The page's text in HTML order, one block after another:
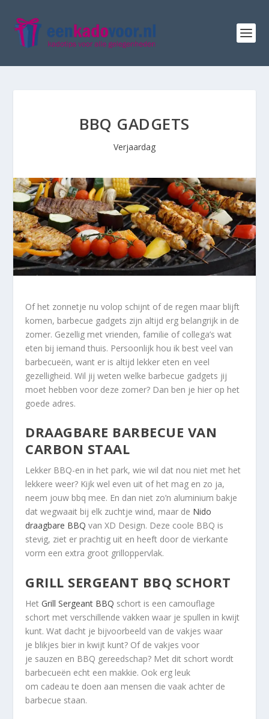
BBQ GADGETS
Verjaardag
Of het zonnetje nu volop schijnt of de regen maar blijft
komen, barbecue gadgets zijn altijd erg belangrijk in de
zomer. Gezellig met vrienden, familie of collega’s wat
eten bij iemand thuis. Persoonlijk hou ik best veel van
barbecueën, want er is altijd lekker eten en veel
gezelligheid. Wil jij weten welke barbecue gadgets jij
moet hebben voor deze zomer? Dan ben je hier op het
goede adres.
DRAAGBARE BARBECUE VAN
CARBON STAAL
Lekker BBQ-en in het park, wie wil dat nou niet met het
lekkere weer? Kijk wel even uit of het mag en zo ja,
neem jouw bbq mee. En dan niet zo’n aluminium bakje
dat wegwaait bij elk zuchtje wind, maar de Nido
draagbare BBQ van XD Design. Deze coole BBQ is
stevig, ziet er prachtig uit en heeft door de vierkante
vorm een extra groot grilloppervlak.
GRILL SERGEANT BBQ SCHORT
HetGrill Sergeant BBQ schort is een camouflage
schort met verschillende vakken waar je spullen in kwijt
kunt. Wat dacht je bijvoorbeeld van de vakjes waar
je blikjes bier in kwijt kunt? Of de vakjes voor
je sauzen en BBQ gereedschap? Met dit schort wordt
barbecueën echt een makkie. Ook erg leuk
om cadeau te doen aan mensen die vaak achter de
barbecue staan.